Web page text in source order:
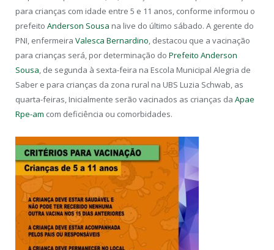
para crianças com idade entre 5 e 11 anos, conforme informou o
prefeito Anderson Sousa na live do último sábado. A gerente do
PNI, enfermeira Valesca Bernardino, destacou que a vacinação
para crianças será, por determinação do Prefeito Anderson
Sousa, de segunda à sexta-feira na Escola Municipal Alegria de
Saber e para crianças da zona rural na UBS Luzia Schwab, as
quarta-feiras, Inicialmente serão vacinados as crianças da Apae
Rpe-am com deficiência ou comorbidades.